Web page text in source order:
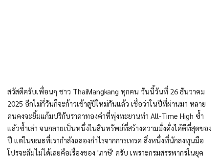
สวัสดีครับเพื่อนๆ ชาว ThaiMangkang ทุกคน วันนี้วันที่ 26 ธันวาคม
2025 อีกไม่กี่วันก็จะก้าวเข้าสู่ปีใหม่กันแล้ว เชื่อว่าในปีที่ผ่านมา หลาย
คนคงจะยิ้มแก้มปริกับราคาทองคำที่พุ่งทะยานทำ All-Time High ซ้ำ
แล้วซ้ำเล่า จนกลายเป็นหนึ่งในสินทรัพย์ที่สร้างความมั่งคั่งได้ดีที่สุดของ
ปี แต่ในขณะที่เรากำลังฉลองกำไรจากการเทรด สิ่งหนึ่งที่นักลงทุนมือ
โปรจะลืมไม่ได้เลยคือเรื่องของ 'ภาษี' ครับ เพราะกรมสรรพากรในยุค